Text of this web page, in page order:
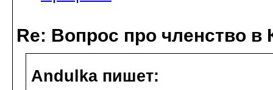
Re: Вопрос про членство в
Andulka пишет: